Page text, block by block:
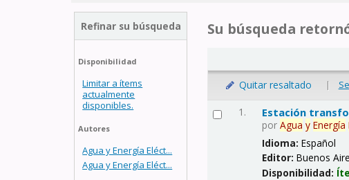
Refinar su búsqueda
Disponibilidad
Limitar a ítems
actualmente
disponibles.
Autores
Agua y Energía Eléct...
Agua y Energía Eléct...
Su búsqueda
Quitar resaltado |
1. Estación
porAgua y Energía
Idioma:Español
Editor:Buenos
Disponibilidad: